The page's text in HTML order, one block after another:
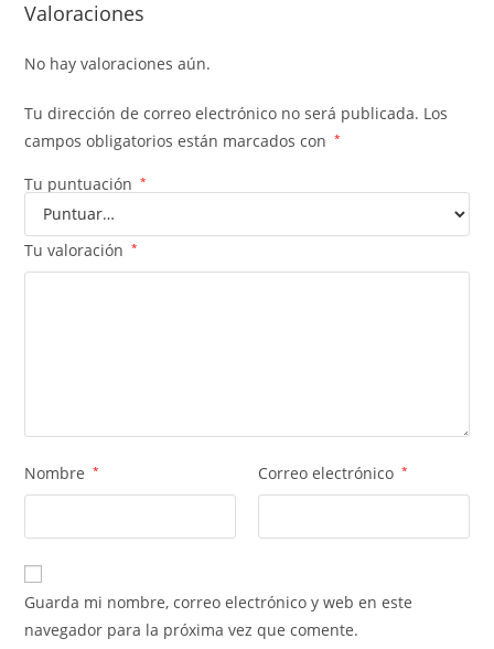
Valoraciones
No hay valoraciones aún.
Tu dirección de correo electrónico no será publicada. Los
campos obligatorios están marcados con
*
Tu puntuación *
Tu valoración *
Nombre * Correo electrónico *
Guarda mi nombre, correo electrónico y web en este
navegador para la próxima vez que comente.